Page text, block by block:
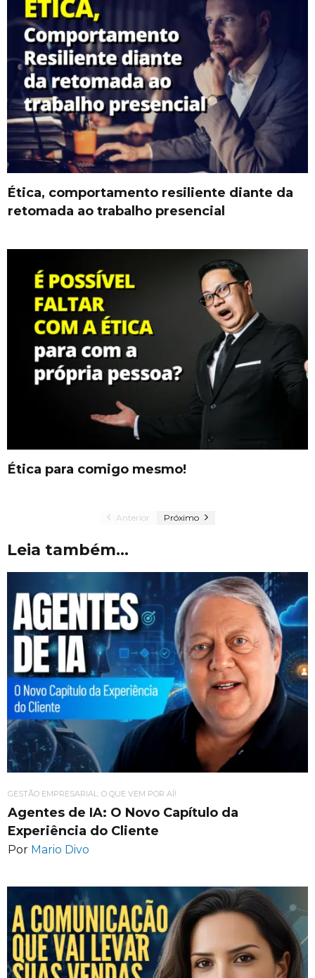
Ética, comportamento resiliente diante da
retomada ao trabalho presencial
Ética para comigo mesmo!
Anterior Próximo
Leia também...
GESTÃO EMPRESARIAL: O QUE VEM POR AÍ!
Agentes de IA: O Novo Capítulo da
Experiência do Cliente
Por Mario Divo